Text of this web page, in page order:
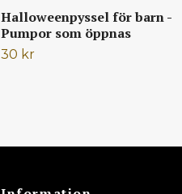
Halloweenpyssel för barn -
Pumpor som öppnas
30 kr